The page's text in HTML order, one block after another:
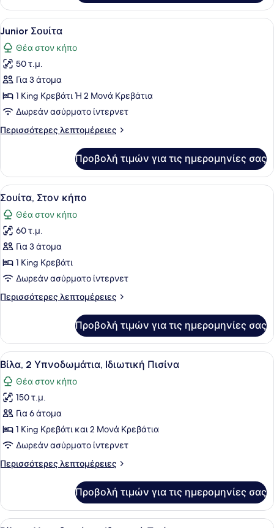
Δίκλινο
Δωμάτιο
(Double)
Προβολή
όλων
των
φωτογραφιών
για
Junior
Σουίτα
Ένα δωμάτιο με συρόμενη
5
Junior Σουίτα
Θέα στον κήπο
50 τ.μ.
Για 3 άτομα
1 King Κρεβάτι Ή 2 Μονά Κρεβάτια
Δωρεάν ασύρματο ίντερνετ
Περισσότερες λεπτομέρειες
Περισσότερες
Σουίτα
Προβολή τιμών για τις ημερομηνίες σας
Προβολή
όλων
των
φωτογραφιών
για
Σουίτα,
Στον
Ένα μπαλκόνι με ένα τραπέζι,
5
Σουίτα, Στον κήπο
Θέα στον κήπο
60 τ.μ.
Για 3 άτομα
1 King Κρεβάτι
Δωρεάν ασύρματο ίντερνετ
Περισσότερες λεπτομέρειες
Περισσότερες
Στον
κήπο
Προβολή τιμών για τις ημερομηνίες σας
Προβολή
όλων
των
φωτογραφιών
για
Βίλα,
2
Ιδιωτική
Ένας χώρος δίπλα στην πισίνα με
14
Βίλα, 2 Υπνοδωμάτια, Ιδιωτική Πισίνα
Θέα στον κήπο
150 τ.μ.
Για 6 άτομα
1 King Κρεβάτι και 2 Μονά Κρεβάτια
Δωρεάν ασύρματο ίντερνετ
Περισσότερες λεπτομέρειες
Περισσότερες
2
Υπνοδωμάτια,
Προβολή τιμών για τις ημερομηνίες σας
Προβολή Ένα διώροφο σπίτι με πισίνα,